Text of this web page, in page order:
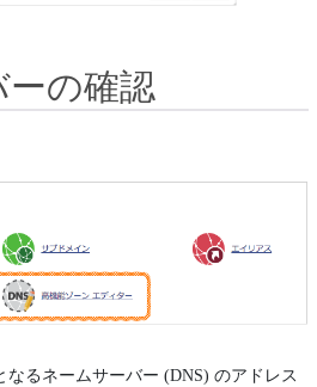
の確認
なるネームサーバー (DNS) のアドレス